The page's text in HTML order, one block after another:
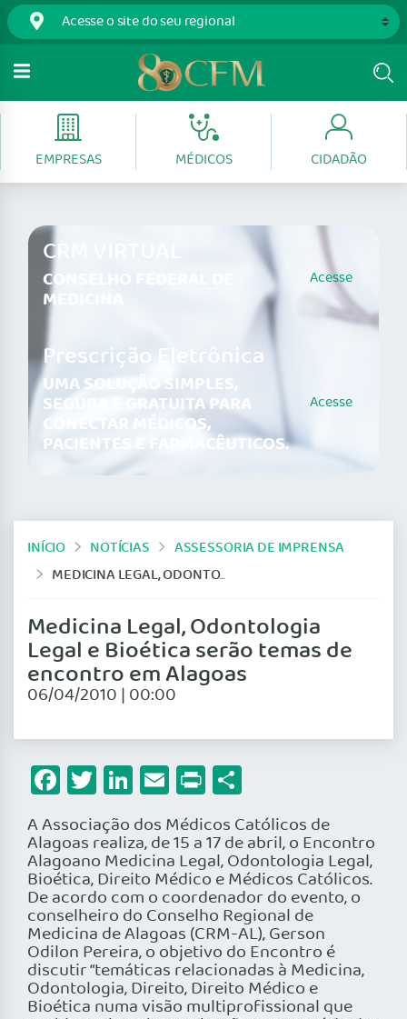
EMPRESAS MÉDICOS CIDADÃO
CRM VIRTUAL
CONSELHO FEDERAL DE
MEDICINA
Acesse
Prescrição Eletrônica
UMA SOLUÇÃO SIMPLES,
SEGURA E GRATUITA PARA
CONECTAR MÉDICOS,
PACIENTES E FARMACÊUTICOS.
Acesse
INÍCIO NOTÍCIAS
ASSESSORIA DE IMPRENSA
MEDICINA LEGAL, ODONTOLOGIA LEGAL E BIOÉTICA SERÃO TEMAS DE ENCONTRO EM ALAGOAS
Medicina Legal, Odontologia
Legal e Bioética serão temas de
encontro em Alagoas
06/04/2010 | 00:00
Facebook
Twitter
LinkedIn
Email
Print
A Associação dos Médicos Católicos de
Alagoas realiza, de 15 a 17 de abril, o Encontro
Alagoano Medicina Legal, Odontologia Legal,
Bioética, Direito Médico e Médicos Católicos.
De acordo com o coordenador do evento, o
conselheiro do Conselho Regional de
Medicina de Alagoas (CRM-AL), Gerson
Odilon Pereira, o objetivo do Encontro é
discutir “temáticas relacionadas à Medicina,
Odontologia, Direito, Direito Médico e
Bioética numa visão multiprofissional que